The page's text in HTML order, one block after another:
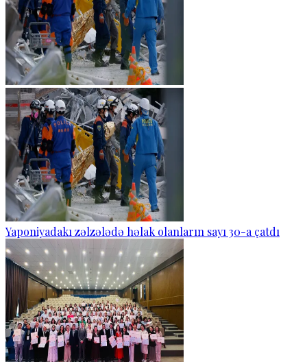
Yaponiyadakı zəlzələdə həlak olanların sayı 30-a çatdı